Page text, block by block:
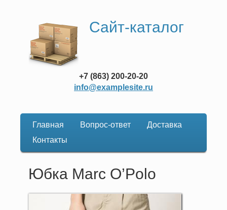
Сайт-каталог
+7 (863) 200-20-20
info@examplesite.ru
Основная
навигация
Главная Вопрос-ответ
Доставка
Контакты
Юбка Marc O’Polo